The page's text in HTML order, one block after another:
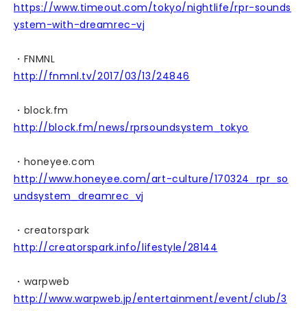
https://www.timeout.com/tokyo/nightlife/rpr-sounds
ystem-with-dreamrec-vj
・FNMNL
http://fnmnl.tv/2017/03/13/24846
・block.fm
http://block.fm/news/rprsoundsystem_tokyo
・honeyee.com
http://www.honeyee.com/art-culture/170324_rpr_so
undsystem_dreamrec_vj
・creatorspark
http://creatorspark.info/lifestyle/28144
・warpweb
http://www.warpweb.jp/entertainment/event/club/3